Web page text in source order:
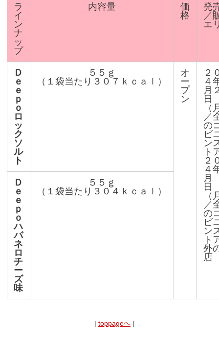
ラ
イ
ン
ナ
ッ
プ
内容量
価
格
発
／
エ
Ｄ
ｅ
ｅ
ｐ
ｏ
ロ
ッ
ク
ソ
ル
ト
５５ｇ
（１袋当たり３０７ｋｃａｌ）
オ
ー
プ
ン
２
４
月
日
（
／
の
ビ
ン
ト
２
４
月
日
（
／
の
ビ
ン
ト
外
店
Ｄ
ｅ
ｅ
ｐ
ｏ
ハ
バ
ネ
ロ
チ
ー
ズ
味
５５ｇ
（１袋当たり３０４ｋｃａｌ）
| toppageへ |